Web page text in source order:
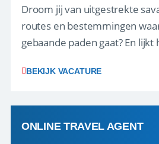
Droom jij van uitgestrekte
routes en bestemmingen
gebaande paden gaat? En lijkt
avontuur samen te stellen?
drive 4x4 reiservaringen voor
BEKIJK VACATURE
ONLINE TRAVEL AGENT